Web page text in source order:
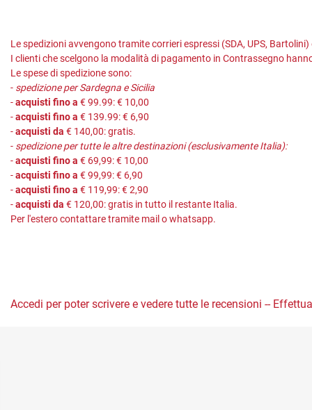
Le spedizioni avvengono tramite corrieri espressi (SDA, UPS,
I clienti che scelgono la modalità di pagamento in Contrassegno
Le spese di spedizione sono:
- spedizione per Sardegna e Sicilia
-acquisti fino a € 99.99: € 10,00
-acquisti fino a € 139.99: € 6,90
-acquisti da € 140,00: gratis.
- spedizione per tutte le altre destinazioni (esclusivamente Italia):
-acquisti fino a € 69,99: € 10,00
-acquisti fino a € 99,99: € 6,90
-acquisti fino a € 119,99: € 2,90
-acquisti da € 120,00: gratis in tutto il restante Italia.
Per l'estero contattare tramite mail o whatsapp.
Accedi per poter scrivere e vedere tutte le recensioni --